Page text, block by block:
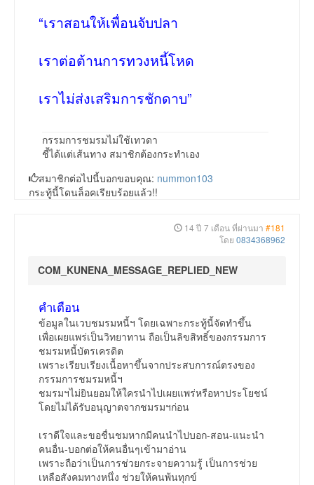
“เราสอนให้เพื่อนจับปลา
เราต่อต้านการทวงหนี้โหด
เราไม่ส่งเสริมการชักดาบ”
กรรมการชมรมไม่ใช้เทวดา
ชี้ได้แต่เส้นทาง สมาชิกต้องกระทำเอง
สมาชิกต่อไปนี้บอกขอบคุณ: nummon103
กระทู้นี้โดนล็อคเรียบร้อยแล้ว!!
14 ปี 7 เดือน ที่ผ่านมา #181
โดย 0834368962
COM_KUNENA_MESSAGE_REPLIED_NEW
คำเตือน
ข้อมูลในเวบชมรมหนี้ฯ โดยเฉพาะกระทู้นี้จัดทำขึ้น
เพื่อเผยแพร่เป็นวิทยาทาน ถือเป็นลิขสิทธิ์ของกรรมการ
ชมรมหนี้บัตรเครดิต
เพราะเรียบเรียงเนื้อหาขึ้นจากประสบการณ์ตรงของ
กรรมการชมรมหนี้ฯ
ชมรมฯไม่ยินยอมให้ใครนำไปเผยแพร่หรือหาประโยชน์
โดยไม่ได้รับอนุญาตจากชมรมฯก่อน
เราดีใจและขอชื่นชมหากมีคนนำไปบอก-สอน-แนะนำ
คนอื่น-บอกต่อให้คนอื่นๆเข้ามาอ่าน
เพราะถือว่าเป็นการช่วยกระจายความรู้ เป็นการช่วย
เหลือสังคมทางหนึ่ง ช่วยให้คนพ้นทุกข์